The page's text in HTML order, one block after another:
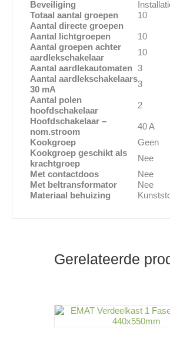
Beveiliging
Totaal aantal groepen
10
Aantal directe groepen
Aantal lichtgroepen
10
Aantal groepen achter
aardlekschakelaar
10
Aantal aardlekautomaten 3
Aantal aardlekschakelaars
30 mA
3
Aantal polen
hoofdschakelaar
2
Hoofdschakelaar –
nom.stroom
40 A
Kookgroep
Geen
Kookgroep geschikt als
krachtgroep
Nee
Met contactdoos
Nee
Met beltransformator
Nee
Materiaal behuizing
Gerelateerde